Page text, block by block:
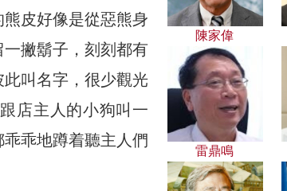
皮好像是從惡熊身
撇鬍子，刻刻都有
叫名字，很少觀光
店主人的小狗叫一
乖地蹲着聽主人們
陳家偉
雷鼎鳴